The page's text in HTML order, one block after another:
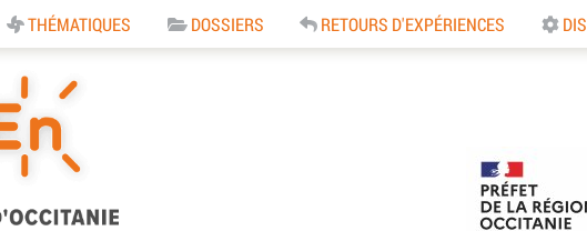
THÉMATIQUES DOSSIERS RETOURS D'EXPÉRIENCES